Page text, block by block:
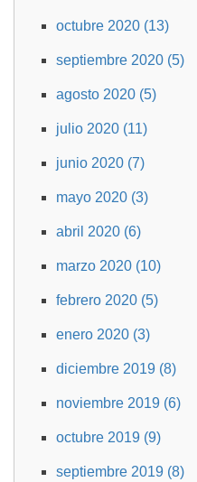
octubre 2020 (13)
septiembre 2020 (5)
agosto 2020 (5)
julio 2020 (11)
junio 2020 (7)
mayo 2020 (3)
abril 2020 (6)
marzo 2020 (10)
febrero 2020 (5)
enero 2020 (3)
diciembre 2019 (8)
noviembre 2019 (6)
octubre 2019 (9)
septiembre 2019 (8)